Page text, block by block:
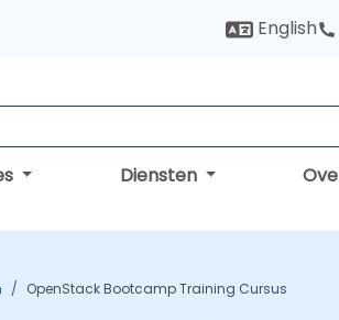
English
Diensten
OpenStack Bootcamp Training Cursus